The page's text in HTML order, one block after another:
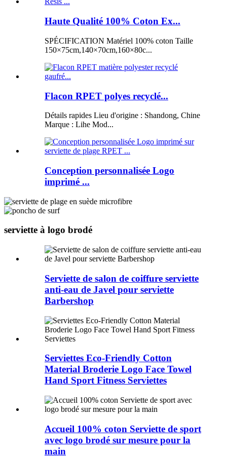
Haute Qualité 100% Coton Ex...
SPÉCIFICATION Matériel 100% coton Taille
150×75cm,140×70cm,160×80c...
Flacon RPET polyes recyclé...
Détails rapides Lieu d'origine : Shandong, Chine
Marque : Lihe Mod...
Conception personnalisée Logo
imprimé ...
serviette à logo brodé
Serviette de salon de coiffure serviette
anti-eau de Javel pour serviette
Barbershop
Serviettes Eco-Friendly Cotton
Material Broderie Logo Face Towel
Hand Sport Fitness Serviettes
Accueil 100% coton Serviette de sport
avec logo brodé sur mesure pour la
main